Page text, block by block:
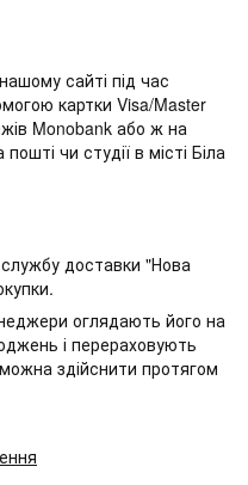
сайті під час
картки Visa/Master
Monobank або ж на
чи студії в місті Біла
доставки "Нова
оглядають його на
і перераховують
здійснити протягом